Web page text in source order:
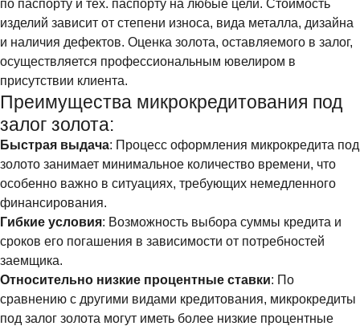
по паспорту и тех. паспорту на любые цели. Стоимость
изделий зависит от степени износа, вида металла, дизайна
и наличия дефектов. Оценка золота, оставляемого в залог,
осуществляется профессиональным ювелиром в
присутствии клиента.
Преимущества микрокредитования под
залог золота:
Быстрая выдача: Процесс оформления микрокредита под
золото занимает минимальное количество времени, что
особенно важно в ситуациях, требующих немедленного
финансирования.
Гибкие условия: Возможность выбора суммы кредита и
сроков его погашения в зависимости от потребностей
заемщика.
Относительно низкие процентные ставки: По
сравнению с другими видами кредитования, микрокредиты
под залог золота могут иметь более низкие процентные